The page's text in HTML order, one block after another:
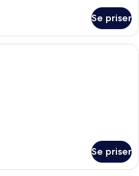
Se priser
Ett sovrum med en säng, en
Se priser